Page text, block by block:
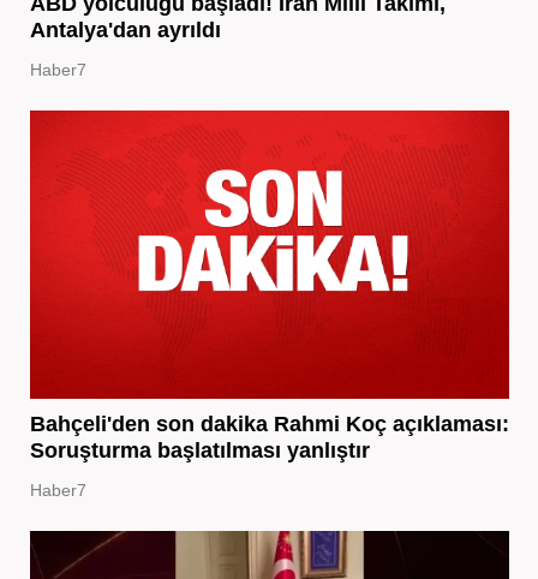
Antalya'dan ayrıldı
Haber7
Bahçeli'den son dakika Rahmi Koç açıklaması:
Soruşturma başlatılması yanlıştır
Haber7